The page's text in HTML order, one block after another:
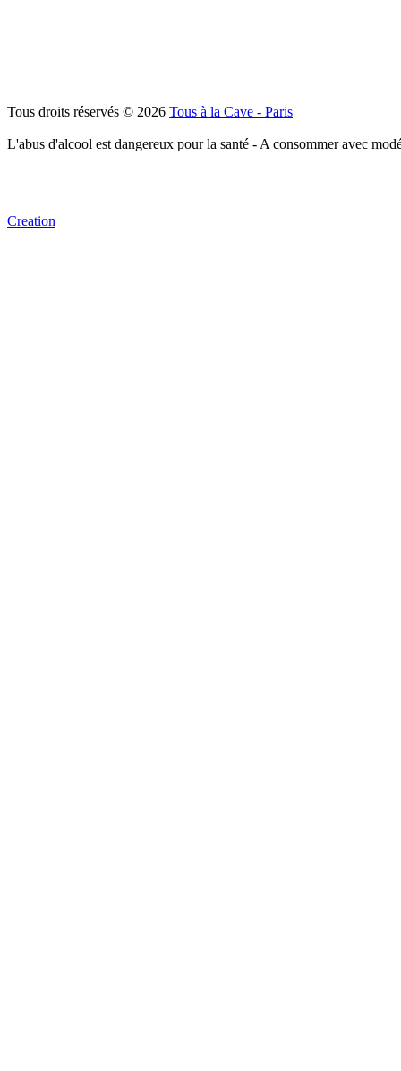
Tous droits réservés © 2026 Tous à la Cave - Paris
L'abus d'alcool est dangereux pour la santé - A consommer avec
Creation